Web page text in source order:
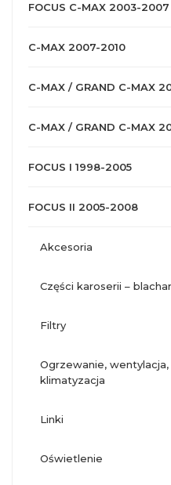
FOCUS C-MAX 2003-2007
C-MAX 2007-2010
C-MAX / GRAND C-MAX
C-MAX / GRAND C-MAX
FOCUS I 1998-2005
FOCUS II 2005-2008
akcesoria
części karoserii –
filtry
ogrzewanie, wentylacja,
klimatyzacja
linki
oświetlenie